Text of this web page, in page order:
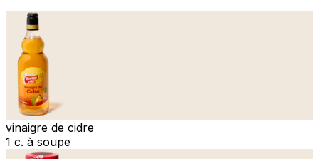
vinaigre de cidre
1 c. à soupe